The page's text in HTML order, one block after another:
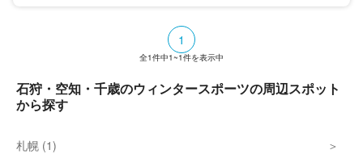
1
全1件中1~1件を表示中
石狩・空知・千歳のウィンタースポーツの周辺スポット
から探す
札幌 (1)